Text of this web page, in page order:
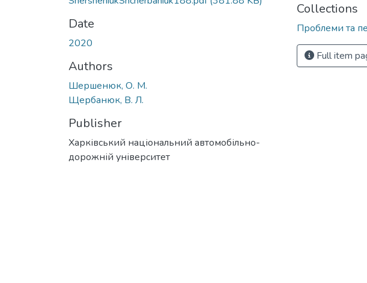
Date
2020
Authors
Шершенюк, О. М.
Щербанюк, В. Л.
Publisher
Харківський національний автомобільно-
дорожній університет
Collections
Проблеми та
Full item